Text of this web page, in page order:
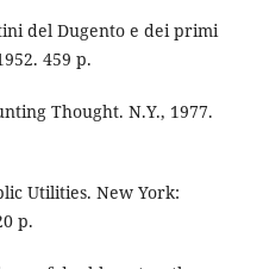
del Dugento e dei primi
459 p.
Thought. N.Y., 1977.
Utilities. New York:
p.